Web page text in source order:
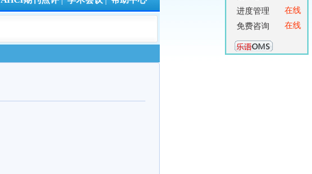
在线
进度管理
在线
免费咨询